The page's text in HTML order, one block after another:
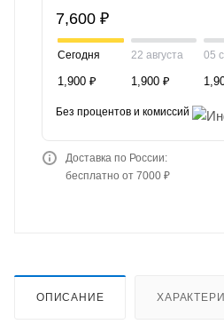
7,600 ₽
Сегодня
1,900 ₽
22 августа
1,900 ₽
05
Без процентов и комиссий
Доставка по России:
бесплатно от 7000 ₽
ОПИСАНИЕ